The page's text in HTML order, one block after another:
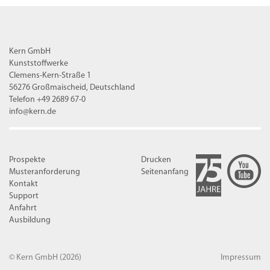
Kern GmbH
Kunststoffwerke
Clemens-Kern-Straße 1
56276 Großmaischeid, Deutschland
Telefon +49 2689 67-0
info@kern.de
Prospekte
Musteranforderung
Kontakt
Support
Anfahrt
Ausbildung
Drucken
Seitenanfang
© Kern GmbH (2026) Impressum